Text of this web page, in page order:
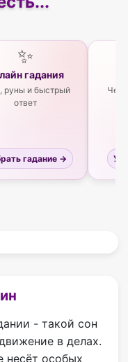
✨
гадания
руны и быстрый
ответ
гадание →
- такой сон
в делах.
особых